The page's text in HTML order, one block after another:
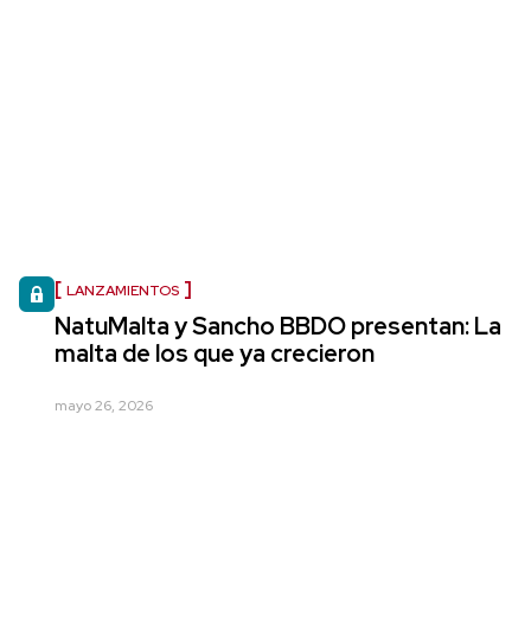
LANZAMIENTOS
NatuMalta y Sancho BBDO presentan: La
malta de los que ya crecieron
mayo 26, 2026